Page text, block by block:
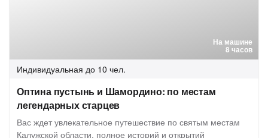
На машине
8 часов
Индивидуальная до 10 чел.
Оптина пустынь и Шамордино: по местам
легендарных старцев
Вас ждет увлекательное путешествие по святым местам
Калужской области, полное историй и открытий